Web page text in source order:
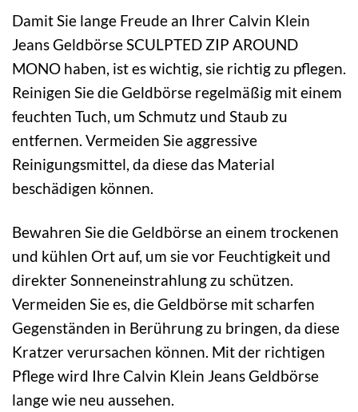
Damit Sie lange Freude an Ihrer Calvin Klein
Jeans Geldbörse SCULPTED ZIP AROUND
MONO haben, ist es wichtig, sie richtig zu pflegen.
Reinigen Sie die Geldbörse regelmäßig mit einem
feuchten Tuch, um Schmutz und Staub zu
entfernen. Vermeiden Sie aggressive
Reinigungsmittel, da diese das Material
beschädigen können.
Bewahren Sie die Geldbörse an einem trockenen
und kühlen Ort auf, um sie vor Feuchtigkeit und
direkter Sonneneinstrahlung zu schützen.
Vermeiden Sie es, die Geldbörse mit scharfen
Gegenständen in Berührung zu bringen, da diese
Kratzer verursachen können. Mit der richtigen
Pflege wird Ihre Calvin Klein Jeans Geldbörse
lange wie neu aussehen.